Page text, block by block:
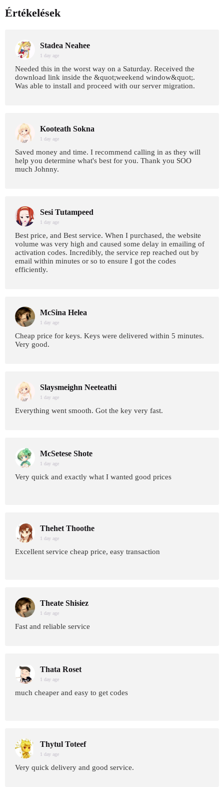
Értékelések
Stadea Neahee
1 day age
Needed this in the worst way on a Saturday. Received the
download link inside the &quot;weekend window&quot;.
Was able to install and proceed with our server migration.
Kooteath Sokna
1 day age
Saved money and time. I recommend calling in as they will
help you determine what's best for you. Thank you SOO
much Johnny.
Sesi Tutampeed
1 day age
Best price, and Best service. When I purchased, the website
volume was very high and caused some delay in emailing of
activation codes. Incredibly, the service rep reached out by
email within minutes or so to ensure I got the codes
efficiently.
McSina Helea
1 day age
Cheap price for keys. Keys were delivered within 5 minutes.
Very good.
Slaysmeighn Neeteathi
1 day age
Everything went smooth. Got the key very fast.
McSetese Shote
1 day age
Very quick and exactly what I wanted good prices
Thehet Thoothe
1 day age
Excellent service cheap price, easy transaction
Theate Shisiez
1 day age
Fast and reliable service
Thata Roset
1 day age
much cheaper and easy to get codes
Thytul Toteef
1 day age
Very quick delivery and good service.